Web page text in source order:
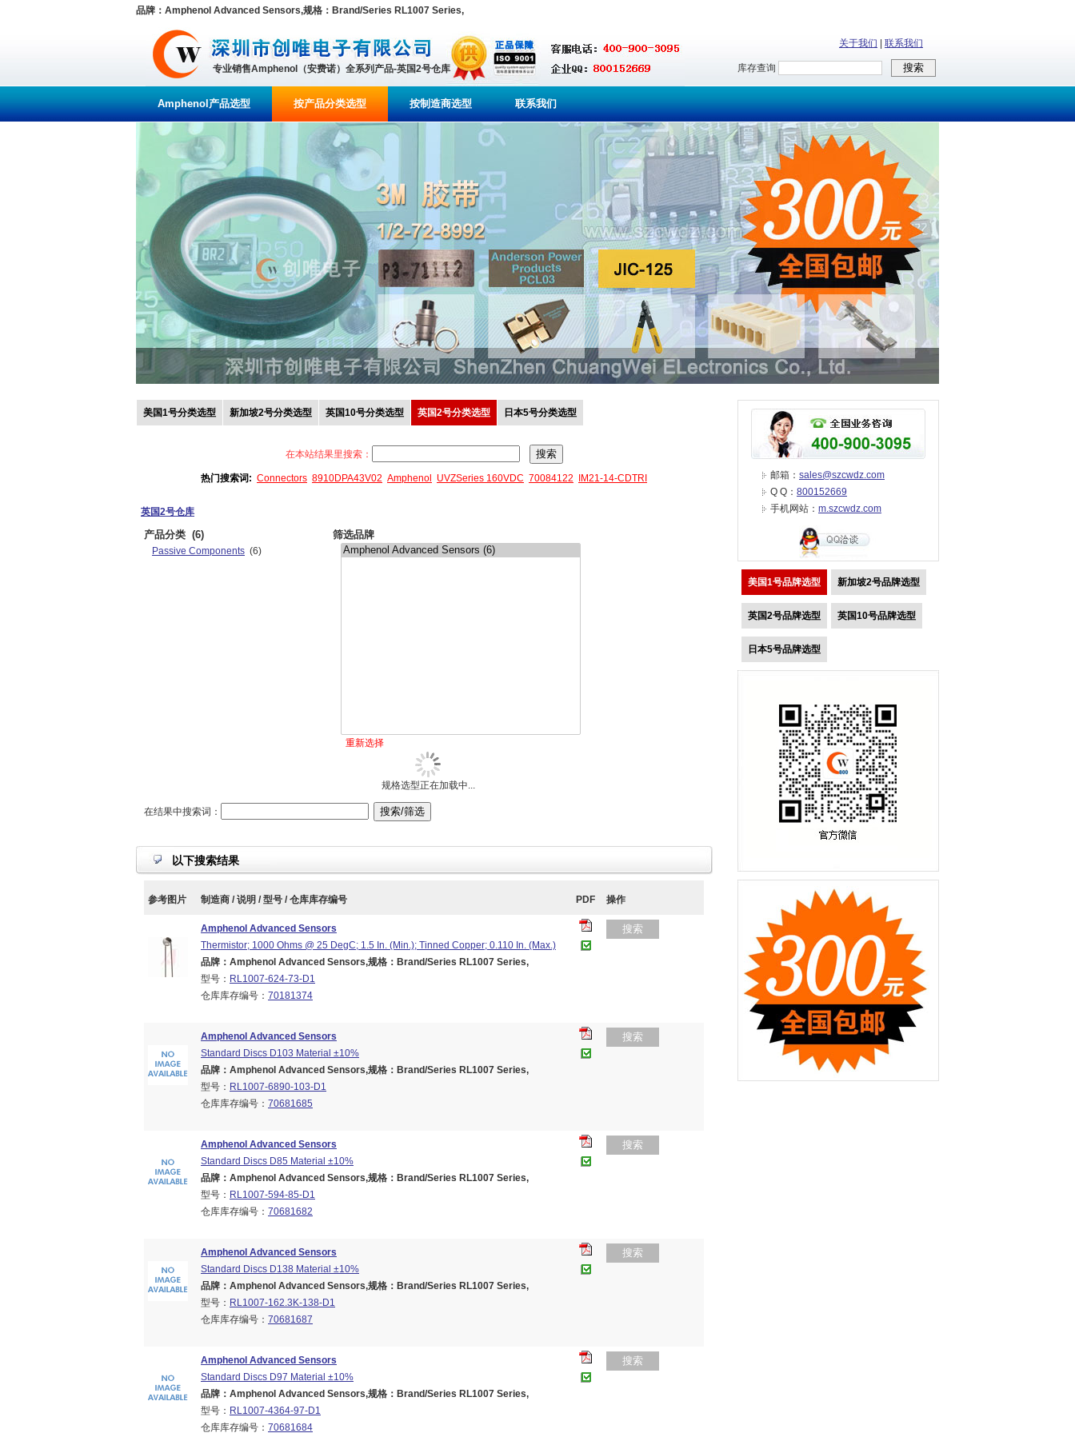
品牌：Amphenol Advanced Sensors,规格：Brand/Series RL1007 Series,
专业销售Amphenol（安费诺）全系列产品-英国2号仓库
关于我们 联系我们
库存查询
Amphenol产品选型 按产品分类选型 按制造商选型 联系我们
美国1号分类选型 新加坡2号分类选型 英国10号分类选型 英国2号分类选型 日本5号分类选型
在本站结果里搜索：
热门搜索词: Connectors 8910DPA43V02 Amphenol UVZSeries 160VDC 70084122 IM21-14-CDTRI
英国2号仓库
产品分类 (6)
Passive Components (6)
筛选品牌
重新选择
规格选型正在加载中...
在结果中搜索词：
以下搜索结果
参考图片 制造商 / 说明 / 型号 / 仓库库存编号 PDF 操作
Amphenol Advanced Sensors
Thermistor; 1000 Ohms @ 25 DegC; 1.5 In. (Min.); Tinned Copper; 0.110 In. (Max.)
品牌：Amphenol Advanced Sensors,规格：Brand/Series RL1007 Series,
型号： RL1007-624-73-D1
仓库库存编号： 70181374
搜索
Amphenol Advanced Sensors
Standard Discs D103 Material ±10%
品牌：Amphenol Advanced Sensors,规格：Brand/Series RL1007 Series,
型号： RL1007-6890-103-D1
仓库库存编号： 70681685
搜索
Amphenol Advanced Sensors
Standard Discs D85 Material ±10%
品牌：Amphenol Advanced Sensors,规格：Brand/Series RL1007 Series,
型号： RL1007-594-85-D1
仓库库存编号： 70681682
搜索
Amphenol Advanced Sensors
Standard Discs D138 Material ±10%
品牌：Amphenol Advanced Sensors,规格：Brand/Series RL1007 Series,
型号： RL1007-162.3K-138-D1
仓库库存编号： 70681687
搜索
Amphenol Advanced Sensors
Standard Discs D97 Material ±10%
品牌：Amphenol Advanced Sensors,规格：Brand/Series RL1007 Series,
型号： RL1007-4364-97-D1
仓库库存编号： 70681684
搜索
邮箱： sales@szcwdz.com
Q Q： 800152669
手机网站： m.szcwdz.com
美国1号品牌选型 新加坡2号品牌选型
英国2号品牌选型 英国10号品牌选型
日本5号品牌选型